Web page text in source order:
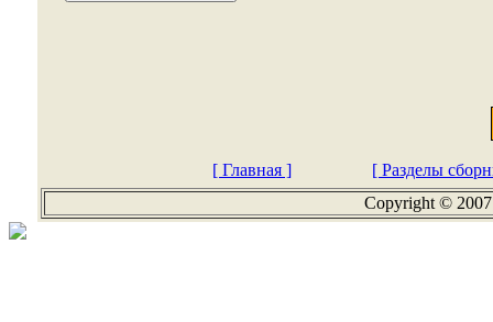
[ Главная ]
[ Разделы
Copyright ©